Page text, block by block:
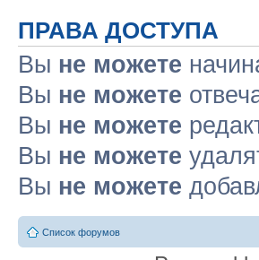
ПРАВА ДОСТУПА
Вы не можете
Вы не можете
Вы не можете
Вы не можете
Вы не можете
Список форумов